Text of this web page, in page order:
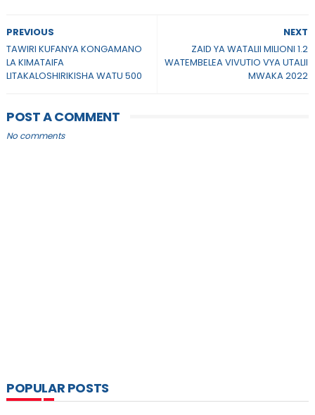
NEXT
ZAID YA WATALII MILIONI 1.2
WATEMBELEA VIVUTIO VYA UTALII
MWAKA 2022
PREVIOUS
TAWIRI KUFANYA KONGAMANO
LA KIMATAIFA
LITAKALOSHIRIKISHA WATU 500
POST A COMMENT
No comments
POPULAR POSTS